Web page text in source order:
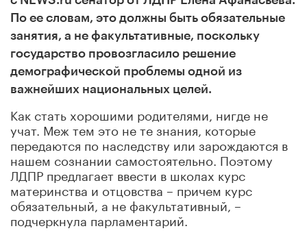
По ее словам, это должны быть обязательные
занятия, а не факультативные, поскольку
государство провозгласило решение
демографической проблемы одной из
важнейших национальных целей.
Как стать хорошими родителями, нигде не
учат. Меж тем это не те знания, которые
передаются по наследству или зарождаются в
нашем сознании самостоятельно. Поэтому
ЛДПР предлагает ввести в школах курс
материнства и отцовства – причем курс
обязательный, а не факультативный, –
подчеркнула парламентарий.